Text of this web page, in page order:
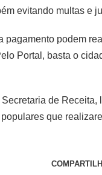
evitando multas e
podem
Portal, basta o
de
que